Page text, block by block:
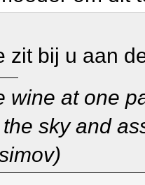
zit bij u aan
wine at one
sky and